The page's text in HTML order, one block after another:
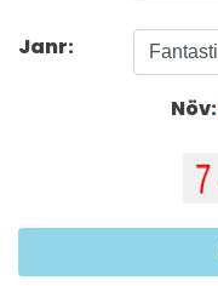
Janr:
Növ: